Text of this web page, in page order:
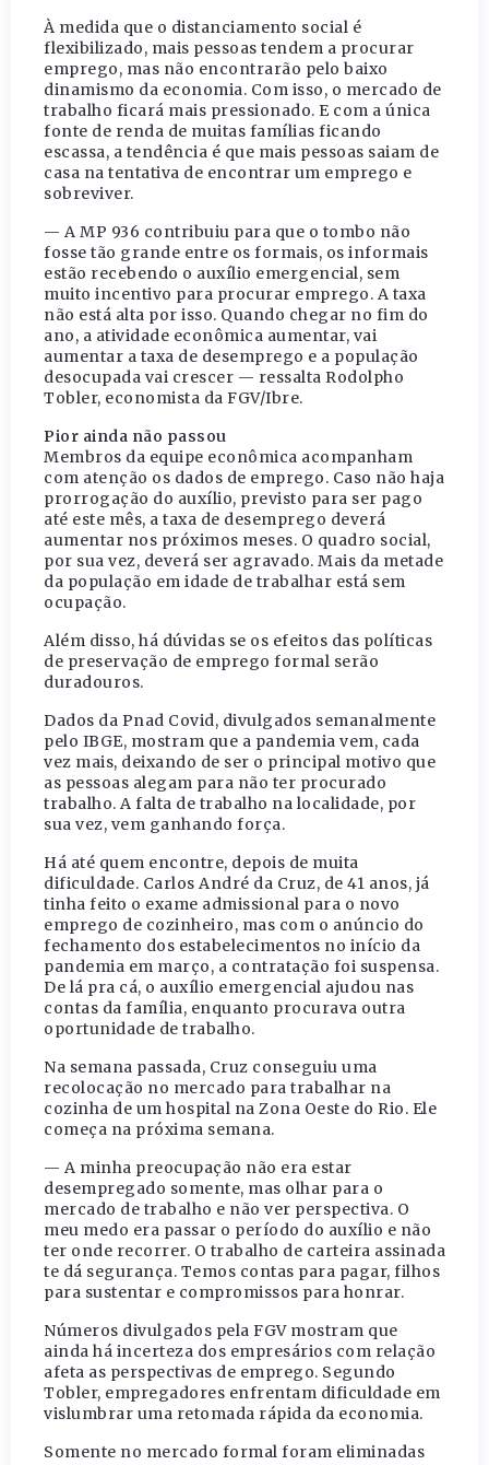
À medida que o distanciamento social é
flexibilizado, mais pessoas tendem a procurar
emprego, mas não encontrarão pelo baixo
dinamismo da economia. Com isso, o mercado de
trabalho ficará mais pressionado. E com a única
fonte de renda de muitas famílias ficando
escassa, a tendência é que mais pessoas saiam de
casa na tentativa de encontrar um emprego e
sobreviver.
— A MP 936 contribuiu para que o tombo não
fosse tão grande entre os formais, os informais
estão recebendo o auxílio emergencial, sem
muito incentivo para procurar emprego. A taxa
não está alta por isso. Quando chegar no fim do
ano, a atividade econômica aumentar, vai
aumentar a taxa de desemprego e a população
desocupada vai crescer — ressalta Rodolpho
Tobler, economista da FGV/Ibre.
Pior ainda não passou
Membros da equipe econômica acompanham
com atenção os dados de emprego. Caso não haja
prorrogação do auxílio, previsto para ser pago
até este mês, a taxa de desemprego deverá
aumentar nos próximos meses. O quadro social,
por sua vez, deverá ser agravado. Mais da metade
da população em idade de trabalhar está sem
ocupação.
Além disso, há dúvidas se os efeitos das políticas
de preservação de emprego formal serão
duradouros.
Dados da Pnad Covid, divulgados semanalmente
pelo IBGE, mostram que a pandemia vem, cada
vez mais, deixando de ser o principal motivo que
as pessoas alegam para não ter procurado
trabalho. A falta de trabalho na localidade, por
sua vez, vem ganhando força.
Há até quem encontre, depois de muita
dificuldade. Carlos André da Cruz, de 41 anos, já
tinha feito o exame admissional para o novo
emprego de cozinheiro, mas com o anúncio do
fechamento dos estabelecimentos no início da
pandemia em março, a contratação foi suspensa.
De lá pra cá, o auxílio emergencial ajudou nas
contas da família, enquanto procurava outra
oportunidade de trabalho.
Na semana passada, Cruz conseguiu uma
recolocação no mercado para trabalhar na
cozinha de um hospital na Zona Oeste do Rio. Ele
começa na próxima semana.
— A minha preocupação não era estar
desempregado somente, mas olhar para o
mercado de trabalho e não ver perspectiva. O
meu medo era passar o período do auxílio e não
ter onde recorrer. O trabalho de carteira assinada
te dá segurança. Temos contas para pagar, filhos
para sustentar e compromissos para honrar.
Números divulgados pela FGV mostram que
ainda há incerteza dos empresários com relação
afeta as perspectivas de emprego. Segundo
Tobler, empregadores enfrentam dificuldade em
vislumbrar uma retomada rápida da economia.
Somente no mercado formal foram eliminadas